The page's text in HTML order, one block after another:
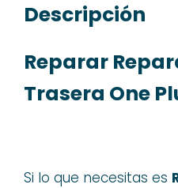
Descripción
Reparar
Trasera One
Si lo que necesitas es